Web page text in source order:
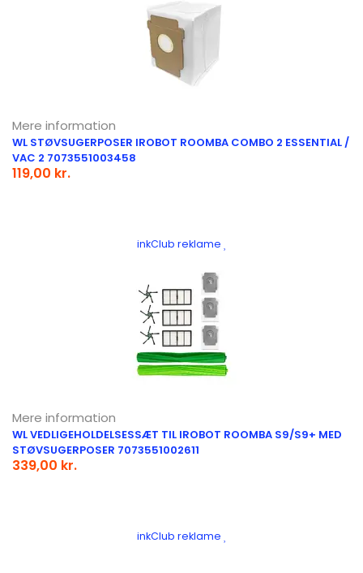
Mere information
WL STØVSUGERPOSER IROBOT ROOMBA COMBO 2 ESSENTIAL /
VAC 2 7073551003458
119,00 kr.
inkClub reklame
Mere information
WL VEDLIGEHOLDELSESSÆT TIL IROBOT ROOMBA S9/S9+ MED
STØVSUGERPOSER 7073551002611
339,00 kr.
inkClub reklame